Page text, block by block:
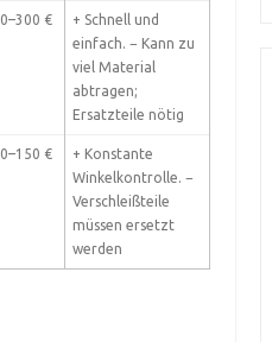
€
+ Schnell und
einfach. − Kann zu
viel Material
abtragen;
Ersatzteile nötig
€
+ Konstante
Winkelkontrolle. −
Verschleißteile
müssen ersetzt
werden